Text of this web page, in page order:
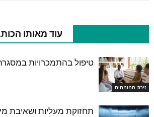
עוד מאותו
זירת המומחים
טיפול בהתמכרויות
תחזוקת מעליות ושאיבת